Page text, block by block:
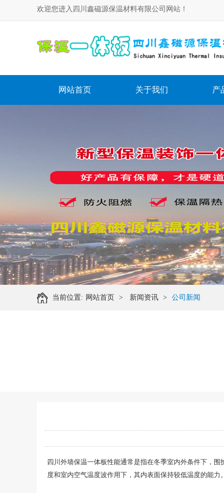
欢迎您进入四川鑫磁源保温材料有限公司网站！
网站首页 关于我们 产
当前位置: 网站首页 > 新闻资讯 > 公司新闻
四川外墙保温一体板性能通常是指在冬季室内外条件下，
度和室内空气温度波作用下，其内表面保持较低温度的能力。